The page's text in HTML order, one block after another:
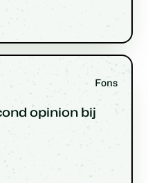
Fons
opinion bij